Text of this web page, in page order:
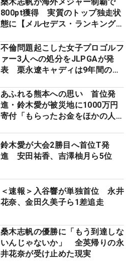
800pt獲得 実質のトップ独走状
態に【メルセデス・ランキング番
不倫問題起こした女子プロゴルフ
ァー3人への処分をJLPGAが発
表 栗永遼キャディは9年間の立
あふれる熊本への思い 首位発
進・鈴木愛が被災地に1000万円
寄付「もらったお金をほかの人
鈴木愛が大会2勝目へ首位T発
進 安田祐香、吉澤柚月ら5位
＜速報＞入谷響が単独首位 永井
花奈、金田久美子ら1差追走
桑木志帆の優勝に「もう到達しな
いんじゃないか」 全英帰りの永
井花奈が受け止めた現実